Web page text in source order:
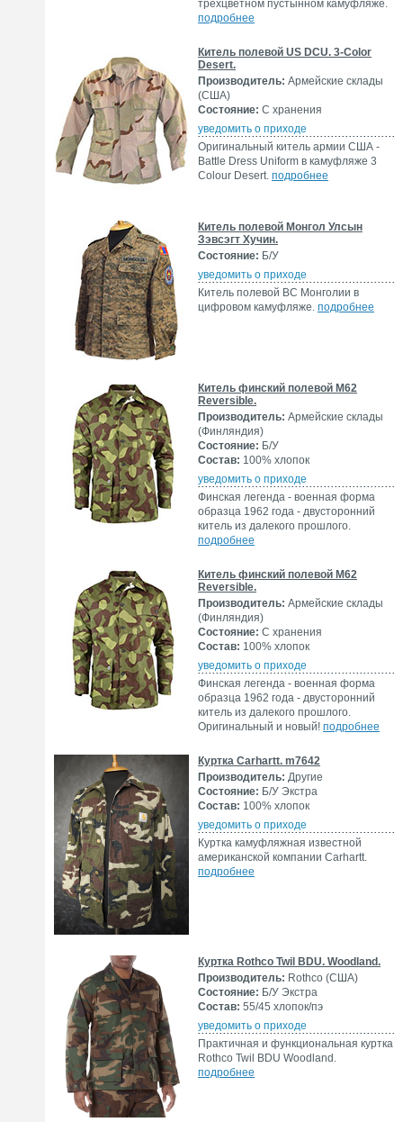
трехцветном пустынном камуфляже.
подробнее
Китель полевой US DCU. 3-Color
Desert.
Производитель: Армейские склады
(США)
Состояние: С хранения
уведомить о приходе
Оригинальный китель армии США -
Battle Dress Uniform в камуфляже 3
Colour Desert. подробнее
Китель полевой Монгол Улсын
Зэвсэгт Хучин.
Состояние: Б/У
уведомить о приходе
Китель полевой ВС Монголии в
цифровом камуфляже. подробнее
Китель финский полевой М62
Reversible.
Производитель: Армейские склады
(Финляндия)
Состояние: Б/У
Состав: 100% хлопок
уведомить о приходе
Финская легенда - военная форма
образца 1962 года - двусторонний
китель из далекого прошлого.
подробнее
Китель финский полевой М62
Reversible.
Производитель: Армейские склады
(Финляндия)
Состояние: С хранения
Состав: 100% хлопок
уведомить о приходе
Финская легенда - военная форма
образца 1962 года - двусторонний
китель из далекого прошлого.
Оригинальный и новый! подробнее
Куртка Carhartt. m7642
Производитель: Другие
Состояние: Б/У Экстра
Состав: 100% хлопок
уведомить о приходе
Куртка камуфляжная известной
американской компании Carhartt.
подробнее
Куртка Rothco Twil BDU. Woodland.
Производитель: Rothco (США)
Состояние: Б/У Экстра
Состав: 55/45 хлопок/пэ
уведомить о приходе
Практичная и функциональная куртка
Rothco Twil BDU Woodland.
подробнее